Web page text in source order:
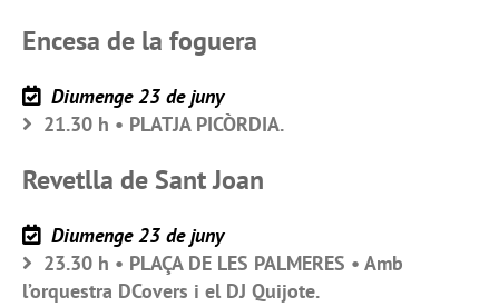
Encesa de la foguera
Diumenge 23 de juny
21.30 h • PLATJA PICÒRDIA.
Revetlla de Sant Joan
Diumenge 23 de juny
23.30 h • PLAÇA DE LES PALMERES • Amb
l’orquestra DCovers i el DJ Quijote.